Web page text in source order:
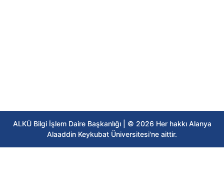
ALKÜ Bilgi İşlem Daire Başkanlığı | © 2026 Her hakkı Alanya
Alaaddin Keykubat Üniversitesi'ne aittir.